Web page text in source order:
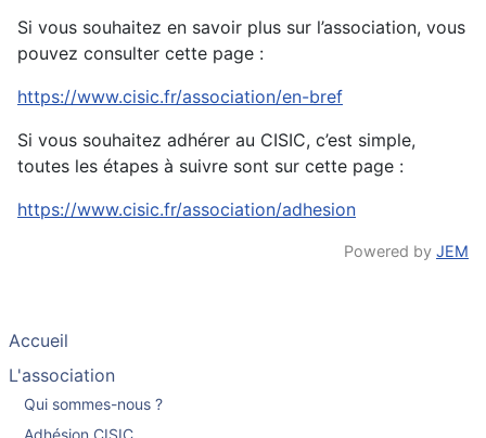
Si vous souhaitez en savoir plus sur l’association, vous
pouvez consulter cette page :
https://www.cisic.fr/association/en-bref
Si vous souhaitez adhérer au CISIC, c’est simple,
toutes les étapes à suivre sont sur cette page :
https://www.cisic.fr/association/adhesion
Powered by JEM
Accueil
L'association
Qui sommes-nous ?
Adhésion CISIC